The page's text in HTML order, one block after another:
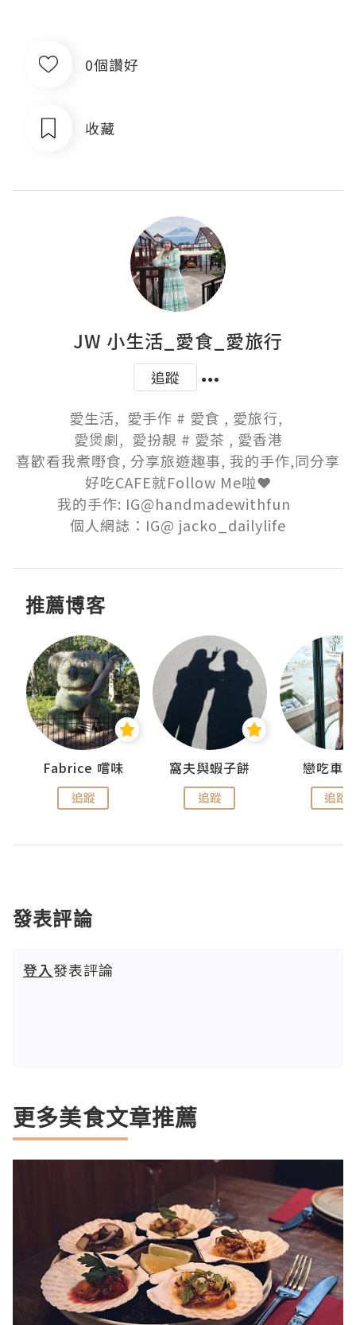
0個讚好
收藏
JW 小生活_愛食_愛旅行
追蹤
愛生活,  愛手作 # 愛食 , 愛旅行,
愛煲劇,  愛扮靚 # 愛茶 , 愛香港
喜歡看我煮嘢食, 分享旅遊趣事, 我的手作,同分享
好吃CAFE就Follow Me啦❤️
我的手作: IG@handmadewithfun
個人網誌：IG@ jacko_dailylife
推薦博客
Fabrice 嚐味
追蹤
窩夫與蝦子餅
追蹤
戀吃車
追蹤
發表評論
登入發表評論
更多美食文章推薦